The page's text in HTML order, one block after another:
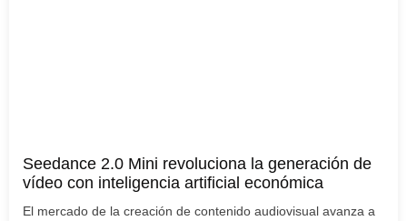
Seedance 2.0 Mini revoluciona la generación de
vídeo con inteligencia artificial económica
El mercado de la creación de contenido audiovisual avanza a